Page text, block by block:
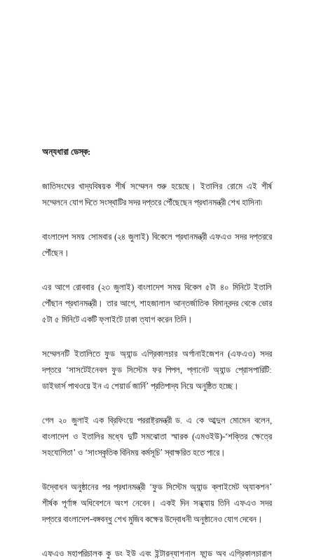
অন্যধারা ডেস্ক:
জাতিসংঘের খাদ্যবিষয়ক শীর্ষ সম্মেলন শুরু হয়েছে। ইতালির রোমে এই শীর্ষ
সম্মেলনে যোগ দিতে সংস্থাটির সদর দপ্তরে পৌঁছেছেন প্রধানমন্ত্রী শেখ হাসিনা৷
বাংলাদেশ সময় সোমবার (২৪ জুলাই) বিকেলে প্রধানমন্ত্রী এফএও সদর দপ্তররে
পৌঁছেন।
এর আগে রোববার (২৩ জুলাই) বাংলাদেশ সময় বিকেল ৫টা ৪০ মিনিটে ইতালি
পৌঁছান প্রধানমন্ত্রী। তার আগে, শাহজালাল আন্তর্জাতিক বিমানবন্দর থেকে ভোর
৫টা ৫ মিনিটে একটি ফ্লাইটে ঢাকা ত্যাগ করেন তিনি।
সম্মেলনটি ইতালিতে ফুড অ্যান্ড এগ্রিকালচার অর্গানাইজেশন (এফএও) সদর
দপ্তরে ‘সাসটেইনেবল ফুড সিস্টেম ফর পিপল, প্লানেট অ্যান্ড প্রোসপারিটি:
ডাইভার্স পাথওয়ে ইন এ শেয়ার্ড জার্নি’ প্রতিপাদ্য নিয়ে অনুষ্ঠিত হচ্ছে।
গেল ২০ জুলাই এক ব্রিফিংয়ে পররাষ্ট্রমন্ত্রী ড. এ কে আব্দুল মোমেন বলেন,
বাংলাদেশ ও ইতালির মধ্যে দুটি সমঝোতা স্মারক (এমওইউ)-‘শক্তির ক্ষেত্রে
সহযোগিতা’ ও ‘সাংস্কৃতিক বিনিময় কর্মসূচি’ স্বাক্ষরিত হতে পারে।
উদ্বোধন অনুষ্ঠানের পর প্রধানমন্ত্রী ‘ফুড সিস্টেম অ্যান্ড ক্লাইমেট অ্যাকশন’
শীর্ষক পূর্ণাঙ্গ অধিবেশনে অংশ নেবেন। একই দিন সন্ধ্যায় তিনি এফএও সদর
দপ্তরে বাংলাদেশ-বঙ্গবন্ধু শেখ মুজিব কক্ষের উদ্বোধনী অনুষ্ঠানেও যোগ দেবেন।
এফএও মহাপরিচালক কু ডং ইউ এবং ইন্টারন্যাশনাল ফান্ড অব এগ্রিকালচারাল